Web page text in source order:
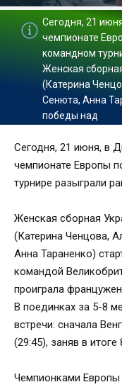
Сегодня, 21
чемпионате
командном
Женская
(Катерина
Сенюта, Анна
победы над
Сегодня, 21 июня, в
чемпионате Европы
турнире разыграли
Женская сборная
(Катерина Ченцова,
Анна Тараненко)
командой
проиграла
В поединках за 5-8
встречи: сначала
(29:45), заняв в итоге
Чемпионками Европы